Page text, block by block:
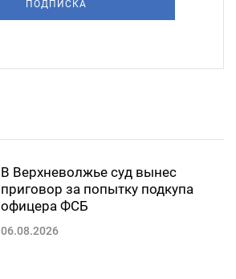
ПОДПИСКА
В Верхневолжье суд вынес
приговор за попытку подкупа
офицера ФСБ
06.08.2026